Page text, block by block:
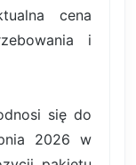
cena
i
się do
2026 w